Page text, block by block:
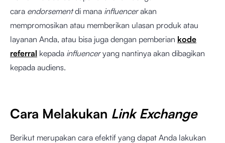
cara endorsementdi mana influencerakan
mempromosikan atau memberikan ulasan produk atau
layanan Anda, atau bisa juga dengan pemberian kode
referral kepada influenceryang nantinya akan dibagikan
kepada audiens.
Cara Melakukan Link Exchange
Berikut merupakan cara efektif yang dapat Anda lakukan